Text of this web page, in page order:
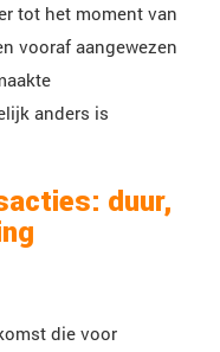
tot het moment van
vooraf aangewezen
anders is
duur,
die voor